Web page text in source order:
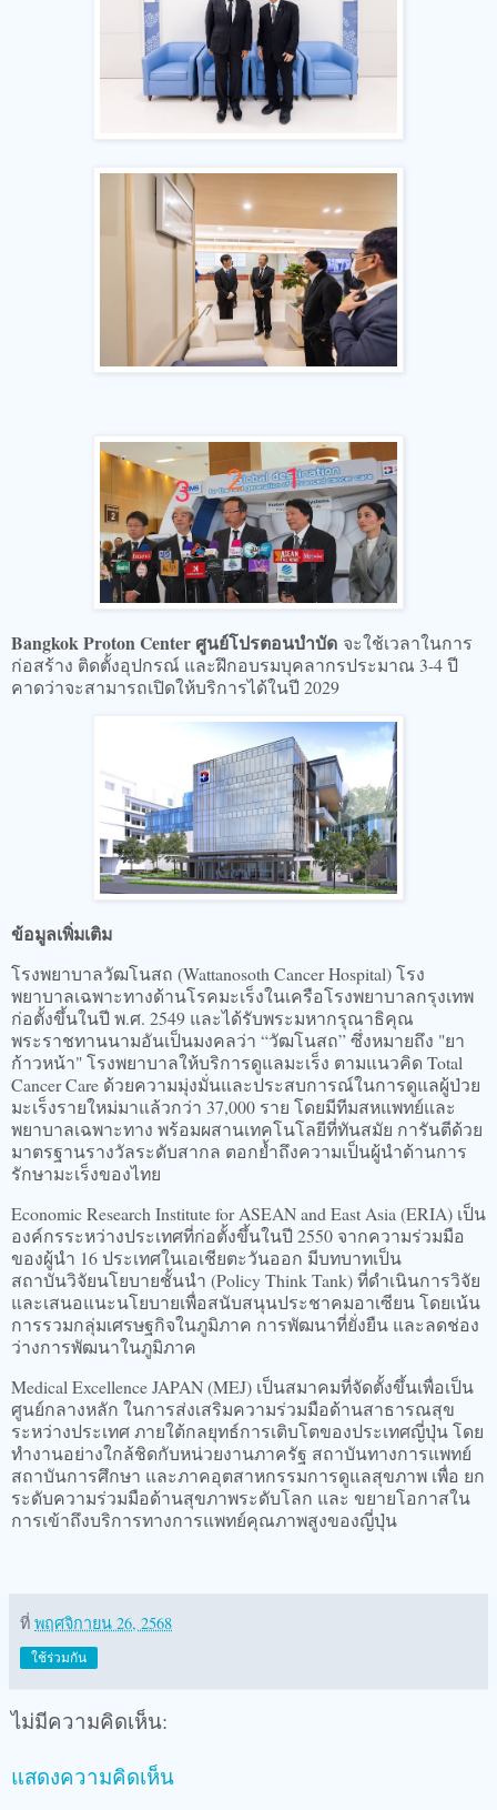
Bangkok Proton Center ศูนย์โปรตอนบำบัด จะใช้เวลาในการ
ก่อสร้าง ติดตั้งอุปกรณ์ และฝึกอบรมบุคลากรประมาณ 3-4 ปี
คาดว่าจะสามารถเปิดให้บริการได้ในปี 2029
ข้อมูลเพิ่มเติม
โรงพยาบาลวัฒโนสถ (Wattanosoth Cancer Hospital) โรง
พยาบาลเฉพาะทางด้านโรคมะเร็งในเครือโรงพยาบาลกรุงเทพ
ก่อตั้งขึ้นในปี พ.ศ. 2549 และได้รับพระมหากรุณาธิคุณ
พระราชทานนามอันเป็นมงคลว่า “วัฒโนสถ” ซึ่งหมายถึง "ยา
ก้าวหน้า" โรงพยาบาลให้บริการดูแลมะเร็ง ตามแนวคิด Total
Cancer Care ด้วยความมุ่งมั่นและประสบการณ์ในการดูแลผู้ป่วย
มะเร็งรายใหม่มาแล้วกว่า 37,000 ราย โดยมีทีมสหแพทย์และ
พยาบาลเฉพาะทาง พร้อมผสานเทคโนโลยีที่ทันสมัย การันตีด้วย
มาตรฐานรางวัลระดับสากล ตอกย้ำถึงความเป็นผู้นำด้านการ
รักษามะเร็งของไทย
Economic Research Institute for ASEAN and East Asia (ERIA) เป็น
องค์กรระหว่างประเทศที่ก่อตั้งขึ้นในปี 2550 จากความร่วมมือ
ของผู้นำ 16 ประเทศในเอเชียตะวันออก มีบทบาทเป็น
สถาบันวิจัยนโยบายชั้นนำ (Policy Think Tank) ที่ดำเนินการวิจัย
และเสนอแนะนโยบายเพื่อสนับสนุนประชาคมอาเซียน โดยเน้น
การรวมกลุ่มเศรษฐกิจในภูมิภาค การพัฒนาที่ยั่งยืน และลดช่อง
ว่างการพัฒนาในภูมิภาค
Medical Excellence JAPAN (MEJ) เป็นสมาคมที่จัดตั้งขึ้นเพื่อเป็น
ศูนย์กลางหลัก ในการส่งเสริมความร่วมมือด้านสาธารณสุข
ระหว่างประเทศ ภายใต้กลยุทธ์การเติบโตของประเทศญี่ปุ่น โดย
ทำงานอย่างใกล้ชิดกับหน่วยงานภาครัฐ สถาบันทางการแพทย์
สถาบันการศึกษา และภาคอุตสาหกรรมการดูแลสุขภาพ เพื่อ ยก
ระดับความร่วมมือด้านสุขภาพระดับโลก และ ขยายโอกาสใน
การเข้าถึงบริการทางการแพทย์คุณภาพสูงของญี่ปุ่น
ที่ พฤศจิกายน 26, 2568
ใช้ร่วมกัน
ไม่มีความคิดเห็น:
แสดงความคิดเห็น